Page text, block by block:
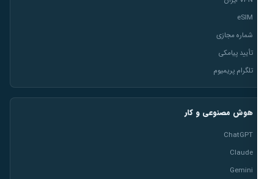
شماره مجازی
تأیید پیامکی
تلگرام پریمیوم
هوش مصنوعی و کار
ChatGPT
Claude
Gemini